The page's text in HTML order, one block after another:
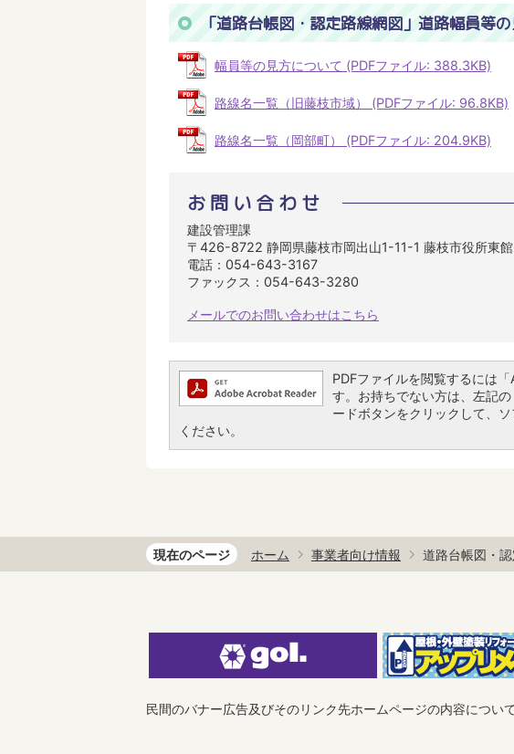
「道路台帳図・認定路線網図」道路幅員等
幅員等の見方について (PDFファイル: 388.3KB)
路線名一覧（旧藤枝市域） (PDFファイル: 96.8KB)
路線名一覧（岡部町） (PDFファイル: 204.9KB)
お問い合わせ
建設管理課
〒426-8722 静岡県藤枝市岡出山1-11-1 藤枝市役所東
電話：054-643-3167
ファックス：054-643-3280
メールでのお問い合わせはこちら
PDFファイルを閲覧するには
す。お持ちでない方は、左記
ードボタンをクリックして、
ください。
現在のページ ホーム 事業者向け情報 道路台帳図・
民間のバナー広告及びそのリンク先ホームページの内容につい